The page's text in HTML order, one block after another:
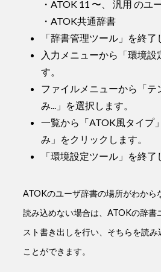
・ATOK 11 〜、 汎用 のユ
・ATOK共通辞書
「辞書管理ツール」を終了
入力メニューから「環境設
す。
ファイルメニューから「テ
み...」を選択します。
一覧から「ATOK風タイプ
み」をクリックします。
「環境設定ツール」を終了
ATOKのユーザ辞書の場所がわから
読み込めない場合は、ATOKの辞書
スト書き出しを行い、そちらを読
ことができます。